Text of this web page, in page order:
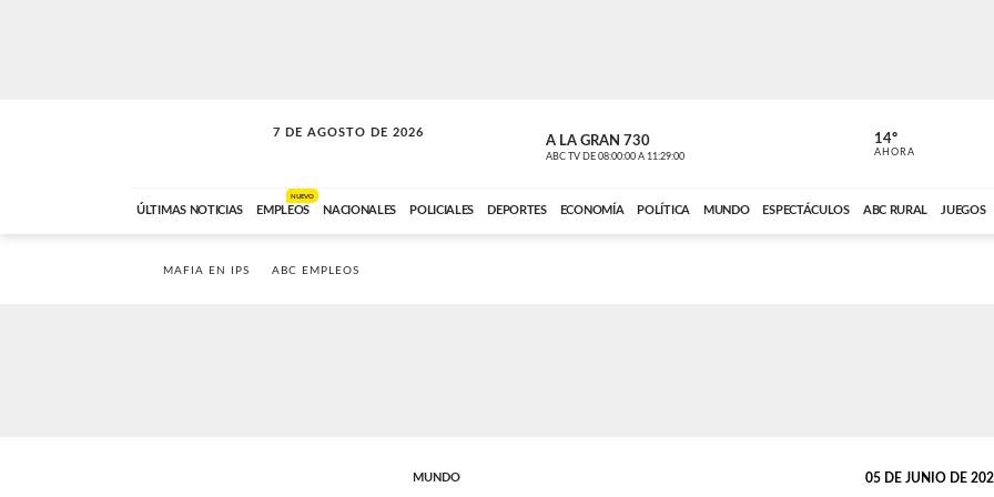
7 DE AGOSTO DE 2026
LA MOVIDA A LA GRAN 730
ABC TV DE 08:00:00 A 11:29:00 ABC CARDINAL
14º
AHORA
ÚLTIMAS NOTICIAS EMPLEOS
NUEVO
NACIONALES POLICIALES DEPORTES ECONOMÍA POLÍTICA MUNDO ESPECTÁCULOS ABC RURAL JUEGOS
MAFIA EN IPS ABC EMPLEOS
MUNDO 05 DE JUNIO DE